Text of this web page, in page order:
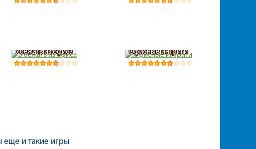
Убежать из офиса Офисные интриги
еще и такие игры